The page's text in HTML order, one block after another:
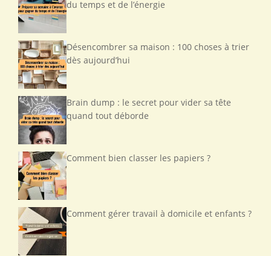
du temps et de l’énergie
Désencombrer sa maison : 100 choses à trier
dès aujourd’hui
Brain dump : le secret pour vider sa tête
quand tout déborde
Comment bien classer les papiers ?
Comment gérer travail à domicile et enfants ?